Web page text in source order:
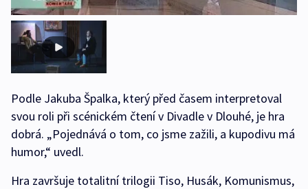
Podle Jakuba Špalka, který před časem interpretoval
svou roli při scénickém čtení v Divadle v Dlouhé, je hra
dobrá. „Pojednává o tom, co jsme zažili, a kupodivu má
humor,“ uvedl.
Hra završuje totalitní trilogii Tiso, Husák, Komunismus,